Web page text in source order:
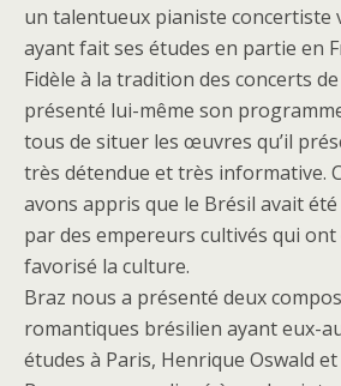
un talentueux pianiste concertiste
ayant fait ses études en partie en
Fidèle à la tradition des concerts de
présenté lui-même son
tous de situer les œuvres qu’il
très détendue et très informative.
avons appris que le Brésil avait
par des empereurs cultivés qui
favorisé la culture.
Braz nous a présenté deux
romantiques brésilien ayant eux-
études à Paris, Henrique Oswald